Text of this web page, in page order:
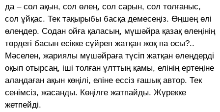
да – сол ақын, сол өлең, сол сарын, сол толғаныс,
сол ұйқас. Тек тақырыбы басқа демесеңіз. Өңшең өлі
өлеңдер. Содан ойға қаласың, мүшәйра қазақ өлеңінің
төрдегі басын есікке сүйреп жатқан жоқ па осы?..
Мәселен, жариялы мүшәйраға түсіп жатқан өлеңдерді
оқып отырсаң, іші толған ұлттың қамы, елінің ертеңіне
алаңдаған ақын көңілі, еліне ессіз ғашық автор. Тек
сенімсіз, жасанды. Көңілге жатпайды. Жүрекке
жетпейді.